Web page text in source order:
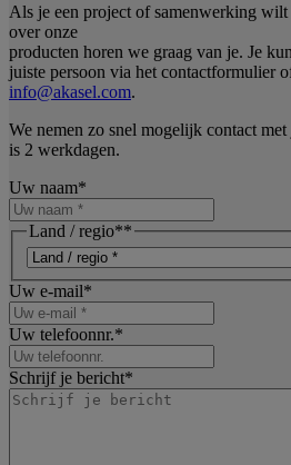
Als je een project of samenwerking
over onze
producten horen we graag van je. Je
juiste persoon via het contactformulier
info@akasel.com.
We nemen zo snel mogelijk contact
is 2 werkdagen.
Uw naam*
Land / regio**
Uw e-mail*
Uw telefoonnr.*
Schrijf je bericht*